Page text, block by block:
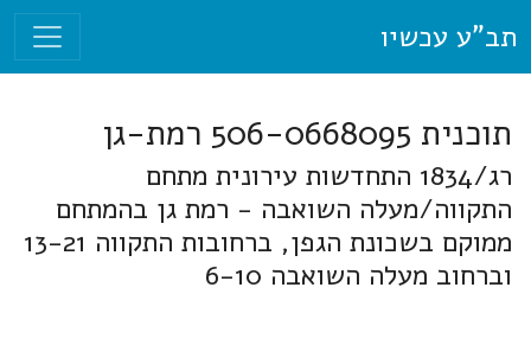
תב"ע עכשיו
תוכנית 506-0668095 רמת-גן
רג/1834 התחדשות עירונית מתחם
התקווה/מעלה השואבה - רמת גן בהמתחם
ממוקם בשכונת הגפן, ברחובות התקווה 13-21
וברחוב מעלה השואבה 6-10